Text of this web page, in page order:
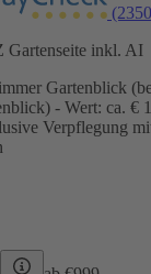
Gartenseite inkl. AI
Gartenblick
- Wert: ca. €
Verpflegung